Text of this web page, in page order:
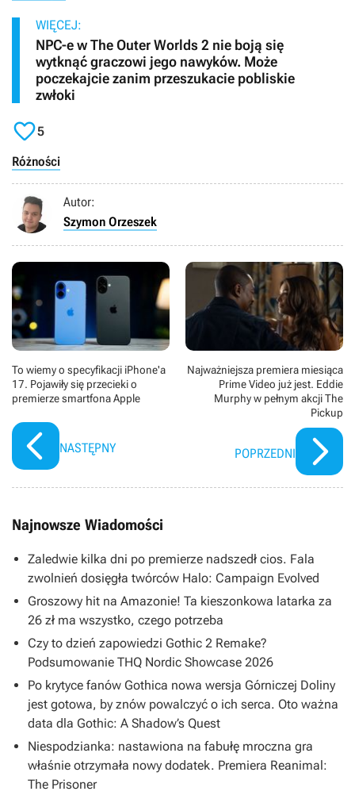
WIĘCEJ:
NPC-e w The Outer Worlds 2 nie boją się
wytknąć graczowi jego nawyków. Może
poczekajcie zanim przeszukacie pobliskie
zwłoki
5
Różności
Autor:
Szymon Orzeszek
To wiemy o specyfikacji iPhone'a
17. Pojawiły się przecieki o
premierze smartfona Apple
NASTĘPNY
Najważniejsza premiera miesiąca
Prime Video już jest. Eddie
Murphy w pełnym akcji The
Pickup
POPRZEDNI
Najnowsze Wiadomości
Zaledwie kilka dni po premierze nadszedł cios. Fala
zwolnień dosięgła twórców Halo: Campaign Evolved
Groszowy hit na Amazonie! Ta kieszonkowa latarka za
26 zł ma wszystko, czego potrzeba
Czy to dzień zapowiedzi Gothic 2 Remake?
Podsumowanie THQ Nordic Showcase 2026
Po krytyce fanów Gothica nowa wersja Górniczej Doliny
jest gotowa, by znów powalczyć o ich serca. Oto ważna
data dla Gothic: A Shadow’s Quest
Niespodzianka: nastawiona na fabułę mroczna gra
właśnie otrzymała nowy dodatek. Premiera Reanimal:
The Prisoner